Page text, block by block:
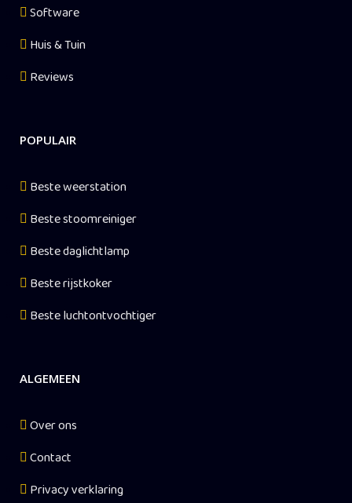
Software
Huis & Tuin
Reviews
POPULAIR
Beste weerstation
Beste stoomreiniger
Beste daglichtlamp
Beste rijstkoker
Beste luchtontvochtiger
ALGEMEEN
Over ons
Contact
Privacy verklaring